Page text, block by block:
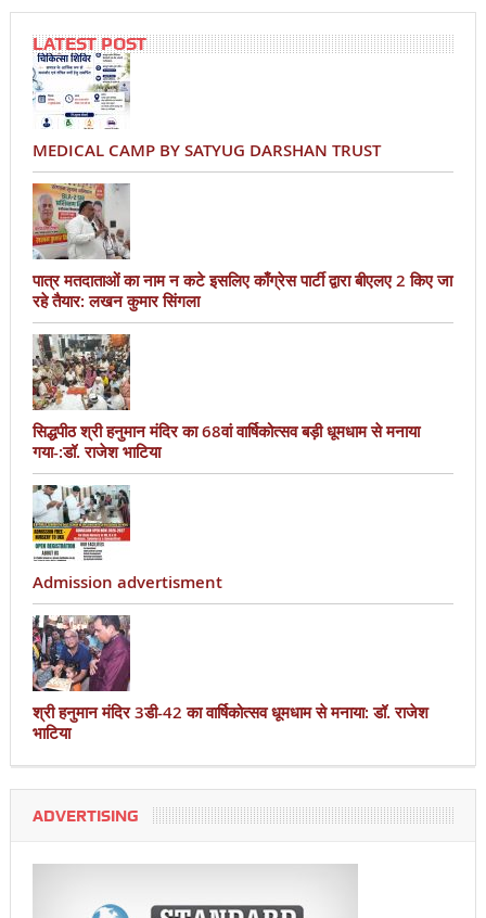
LATEST POST
MEDICAL CAMP BY SATYUG DARSHAN TRUST
पात्र मतदाताओं का नाम न कटे इसलिए काँग्रेस पार्टी द्वारा बीएलए 2 किए जा
रहे तैयार: लखन कुमार सिंगला
सिद्धपीठ श्री हनुमान मंदिर का 68वां वार्षिकोत्सव बड़ी धूमधाम से मनाया
गया-:डॉ. राजेश भाटिया
Admission advertisment
श्री हनुमान मंदिर 3डी-42 का वार्षिकोत्सव धूमधाम से मनाया: डॉ. राजेश
भाटिया
ADVERTISING